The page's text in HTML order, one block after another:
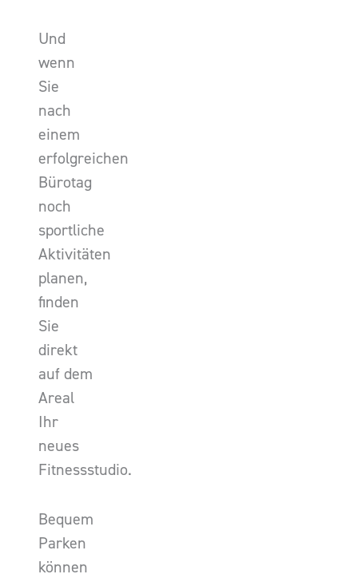
Und
wenn
Sie
nach
einem
erfolgreichen
Bürotag
noch
sportliche
Aktivitäten
planen,
finden
Sie
direkt
auf dem
Areal
Ihr
neues
Fitnessstudio.
Bequem
Parken
können